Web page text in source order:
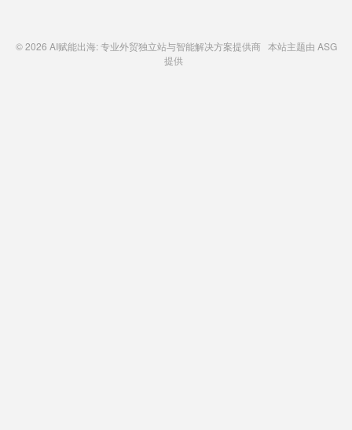
© 2026 AI赋能出海: 专业外贸独立站与智能解决方案提供商本站主题由 ASG
提供